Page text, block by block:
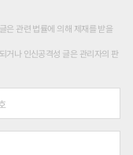
은 관련 법률에 의해 제재를 받을
거나 인신공격성 글은 관리자의 판